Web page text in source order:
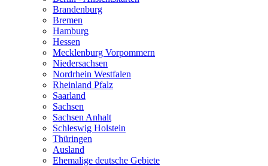
Brandenburg
Bremen
Hamburg
Hessen
Mecklenburg Vorpommern
Niedersachsen
Nordrhein Westfalen
Rheinland Pfalz
Saarland
Sachsen
Sachsen Anhalt
Schleswig Holstein
Thüringen
Ausland
Ehemalige deutsche Gebiete